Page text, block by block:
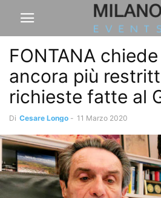
FONTANA
ancora più
richieste fatte al
Di Cesare Longo - 11 Marzo 2020